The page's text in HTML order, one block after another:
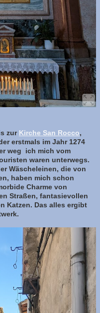
zur Kirche San Rocco,
erstmals im Jahr 1274
weg ich mich vom
waren unterwegs.
Wäscheleinen, die von
haben mich schon
Charme von
Straßen, fantasievollen
Katzen. Das alles ergibt